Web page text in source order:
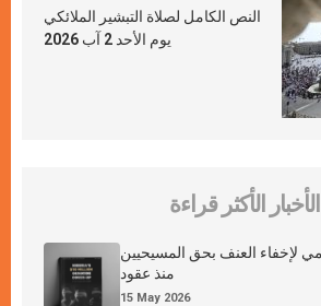
النص الكامل لصلاة التبشير الملائكي
يوم الأحد 2 آب 2026
الأخبار الأكثر قراءة
لإخفاء العنف بحق المسيحيين
منذ عقود
15 May 2026